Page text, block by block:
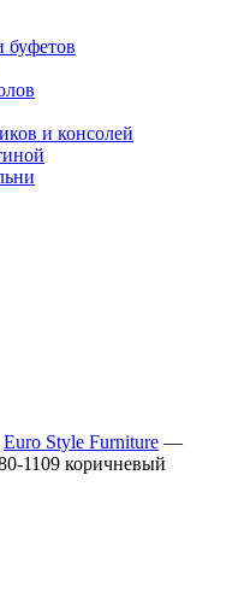
буфетов
и консолей
Euro Style Furniture —
1109 коричневый